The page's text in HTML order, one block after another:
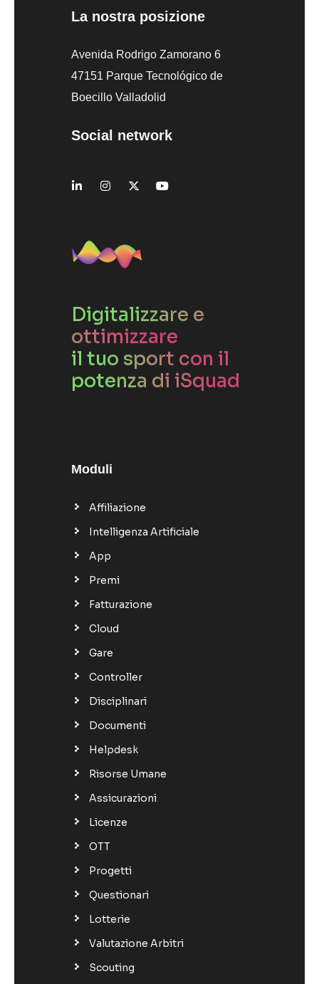
La nostra posizione
Avenida Rodrigo Zamorano 6
47151 Parque Tecnológico de
Boecillo Valladolid
Social network
Digitalizzare e
ottimizzare
il tuo sport con il
potenza di iSquad
Moduli
Affiliazione
Intelligenza Artificiale
App
Premi
Fatturazione
Cloud
Gare
Controller
Disciplinari
Documenti
Helpdesk
Risorse Umane
Assicurazioni
Licenze
OTT
Progetti
Questionari
Lotterie
Valutazione Arbitri
Scouting